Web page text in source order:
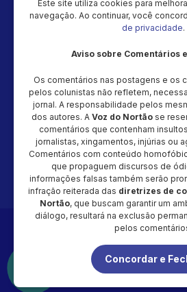
Vídeos
Política de privacidade
Newsletter
Cadastre seu e-mail e receba as
Cadastrar
Copyright © 2026 - Magic Video Produção
É proibida a reprodução total ou parcial
em qualquer meio (impresso ou
Este site utiliza cookies para
navegação. Ao continuar, você
de privacidade.
Aviso sobre Comentários
Os comentários nas postagens e os
pelos colunistas não refletem,
jornal. A responsabilidade pelos
dos autores. A Voz do Nortão se
comentários que contenham
jornalistas, xingamentos, injúrias ou
Comentários com conteúdo
que propaguem discursos de
informações falsas também serão
infração reiterada das diretrizes de
Nortão, que buscam garantir um
diálogo, resultará na exclusão
pelos
Concordar e